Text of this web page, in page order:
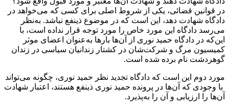
در قوانین قضائی، یکی از شروط اصلی برای کسی که می‌خواهد در
دادگاه شهادت دهد، این است که در موضوع ذینفع نباشد. به‌نظر
می‌رسد دادگاه این مورد خاص را مورد توجه قرار نداده است، با
این‌که در دادگاه حمید نوری از آن‌ها بارها به‌عنوان اعضای موثر
کمیسیون مرگ و شرکت‌شان در کشتار زندانیان سیاسی در زندان
گوهردشت نام برده شده است.
مورد دوم این است که دادگاه تجدید نظر حمید نوری، چگونه می‌تواند
با وجودی که آن‌ها در پرونده حمید نوری ذینفع هستند، اعتبار شهادت
آن‌ها را ارزیابی و آن را به‌پذیرد.